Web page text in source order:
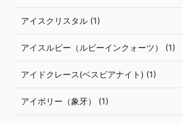
アイスクリスタル (1)
アイスルビー（ルビーインクォーツ） (1)
アイドクレース(ベスビアナイト) (1)
アイボリー（象牙） (1)